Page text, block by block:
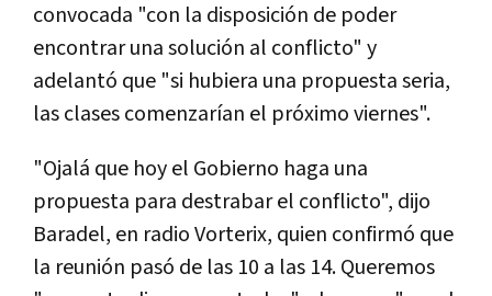
convocada "con la disposición de poder
encontrar una solución al conflicto" y
adelantó que "si hubiera una propuesta seria,
las clases comenzarían el próximo viernes".
"Ojalá que hoy el Gobierno haga una
propuesta para destrabar el conflicto", dijo
Baradel, en radio Vorterix, quien confirmó que
la reunión pasó de las 10 a las 14. Queremos